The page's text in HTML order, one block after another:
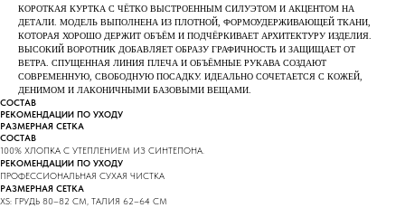
КОРОТКАЯ КУРТКА С ЧЁТКО ВЫСТРОЕННЫМ СИЛУЭТОМ И АКЦЕНТОМ НА
ДЕТАЛИ. МОДЕЛЬ ВЫПОЛНЕНА ИЗ ПЛОТНОЙ, ФОРМОУДЕРЖИВАЮЩЕЙ ТКАНИ,
КОТОРАЯ ХОРОШО ДЕРЖИТ ОБЪЁМ И ПОДЧЁРКИВАЕТ АРХИТЕКТУРУ ИЗДЕЛИЯ.
ВЫСОКИЙ ВОРОТНИК ДОБАВЛЯЕТ ОБРАЗУ ГРАФИЧНОСТЬ И ЗАЩИЩАЕТ ОТ
ВЕТРА. СПУЩЕННАЯ ЛИНИЯ ПЛЕЧА И ОБЪЁМНЫЕ РУКАВА СОЗДАЮТ
СОВРЕМЕННУЮ, СВОБОДНУЮ ПОСАДКУ. ИДЕАЛЬНО СОЧЕТАЕТСЯ С КОЖЕЙ,
ДЕНИМОМ И ЛАКОНИЧНЫМИ БАЗОВЫМИ ВЕЩАМИ.
СОСТАВ
РЕКОМЕНДАЦИИ ПО УХОДУ
РАЗМЕРНАЯ СЕТКА
СОСТАВ
100% ХЛОПКА С УТЕПЛЕНИЕМ ИЗ СИНТЕПОНА.
РЕКОМЕНДАЦИИ ПО УХОДУ
ПРОФЕССИОНАЛЬНАЯ СУХАЯ ЧИСТКА
РАЗМЕРНАЯ СЕТКА
XS: ГРУДЬ 80–82 СМ, ТАЛИЯ 62–64 СМ